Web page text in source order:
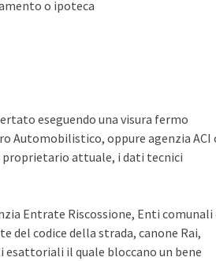
o ipoteca
eseguendo una visura fermo
Automobilistico, oppure agenzia ACI
proprietario attuale, i dati tecnici
Entrate Riscossione, Enti comunali
codice della strada, canone Rai,
esattoriali il quale bloccano un bene